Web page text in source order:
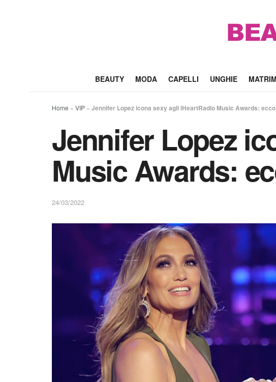
BEAUTY MODA CAPELLI UNGHIE
Home » VIP » Jennifer Lopez icona sexy agli iHeartRadio Music Awards:
Jennifer Lopez
Music Awards:
24/03/2022